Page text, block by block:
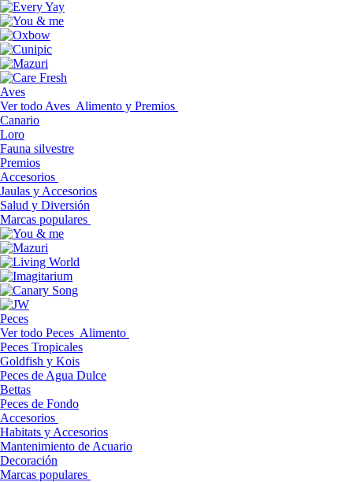
Aves
Ver todo Aves Alimento y Premios
Canario
Loro
Fauna silvestre
Premios
Accesorios
Jaulas y Accesorios
Salud y Diversión
Marcas populares
Peces
Ver todo Peces Alimento
Peces Tropicales
Goldfish y Kois
Peces de Agua Dulce
Bettas
Peces de Fondo
Accesorios
Habitats y Accesorios
Mantenimiento de Acuario
Decoración
Marcas populares